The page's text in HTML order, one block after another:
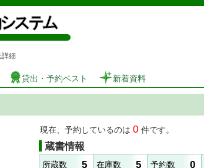
図書館 蔵書検索・予約システム
細
貸出・予約ベスト 新着資料
現在、予約しているのは 0 件です。
蔵書情報
所蔵数 5 在庫数 5 予約数 0